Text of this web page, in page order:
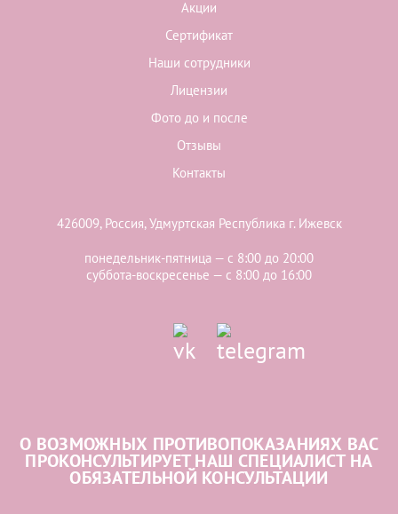
Акции
Сертификат
Наши сотрудники
Лицензии
Фото до и после
Отзывы
Контакты
426009, Россия, Удмуртская Республика г. Ижевск
понедельник-пятница — с 8:00 до 20:00
суббота-воскресенье — с 8:00 до 16:00
О ВОЗМОЖНЫХ ПРОТИВОПОКАЗАНИЯХ ВАС
ПРОКОНСУЛЬТИРУЕТ НАШ СПЕЦИАЛИСТ НА
ОБЯЗАТЕЛЬНОЙ КОНСУЛЬТАЦИИ